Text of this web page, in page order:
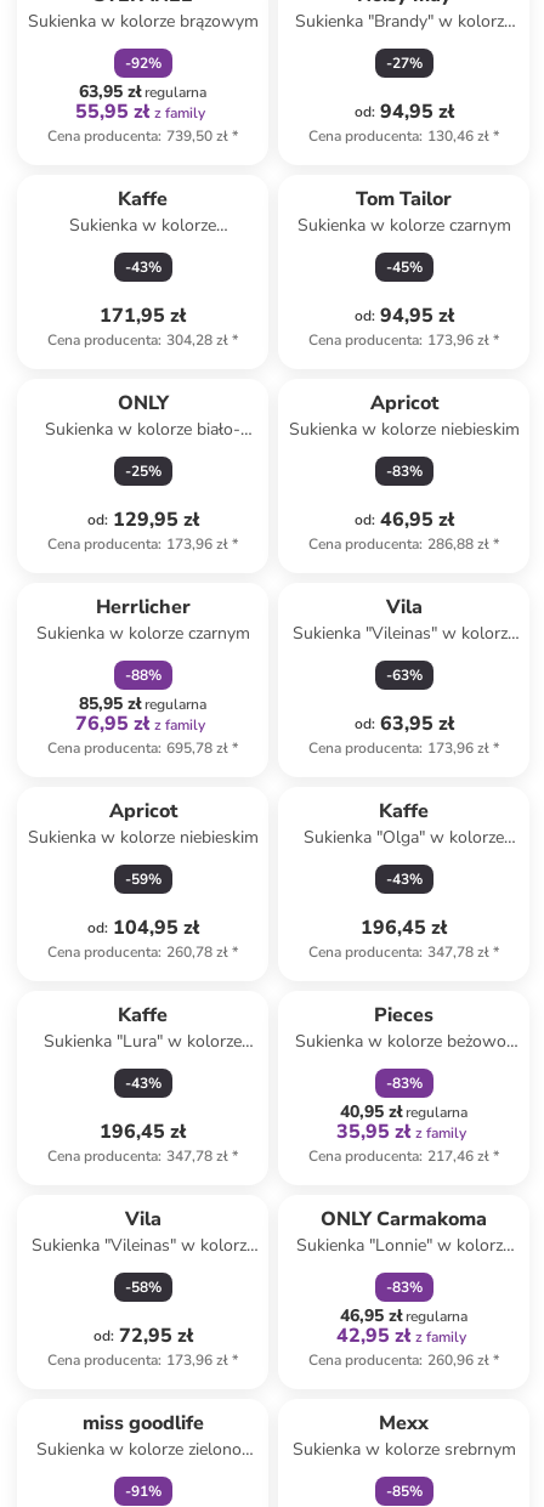
Sukienka w kolorze brązowym
-92%
63,95 złregularna
55,95 zł z family
Cena producenta: 739,50 zł*
Sukienka "Brandy" w kolorze
antracytowym
-27%
od: 94,95 zł
Cena producenta: 130,46 zł*
Kaffe
Sukienka w kolorze
czerwonym
-43%
171,95 zł
Cena producenta: 304,28 zł*
Tom Tailor
Sukienka w kolorze czarnym
-45%
od: 94,95 zł
Cena producenta: 173,96 zł*
ONLY
Sukienka w kolorze biało-
niebieskim
-25%
od: 129,95 zł
Cena producenta: 173,96 zł*
Apricot
Sukienka w kolorze niebieskim
-83%
od: 46,95 zł
Cena producenta: 286,88 zł*
Herrlicher
Sukienka w kolorze czarnym
-88%
85,95 złregularna
76,95 zł z family
Cena producenta: 695,78 zł*
Vila
Sukienka "Vileinas" w kolorze
czarnym
-63%
od: 63,95 zł
Cena producenta: 173,96 zł*
Apricot
Sukienka w kolorze niebieskim
-59%
od: 104,95 zł
Cena producenta: 260,78 zł*
Kaffe
Sukienka "Olga" w kolorze
czarno-szarym
-43%
196,45 zł
Cena producenta: 347,78 zł*
Kaffe
Sukienka "Lura" w kolorze
czarnym
-43%
196,45 zł
Cena producenta: 347,78 zł*
Pieces
Sukienka w kolorze beżowo-
czerwonym
-83%
40,95 złregularna
35,95 zł z family
Cena producenta: 217,46 zł*
Vila
Sukienka "Vileinas" w kolorze
bordowym
-58%
od: 72,95 zł
Cena producenta: 173,96 zł*
ONLY Carmakoma
Sukienka "Lonnie" w kolorze
jasnozielono-białym
-83%
46,95 złregularna
42,95 zł z family
Cena producenta: 260,96 zł*
miss goodlife
Sukienka w kolorze zielono-
pomarańczowym
-91%
Mexx
Sukienka w kolorze srebrnym
-85%